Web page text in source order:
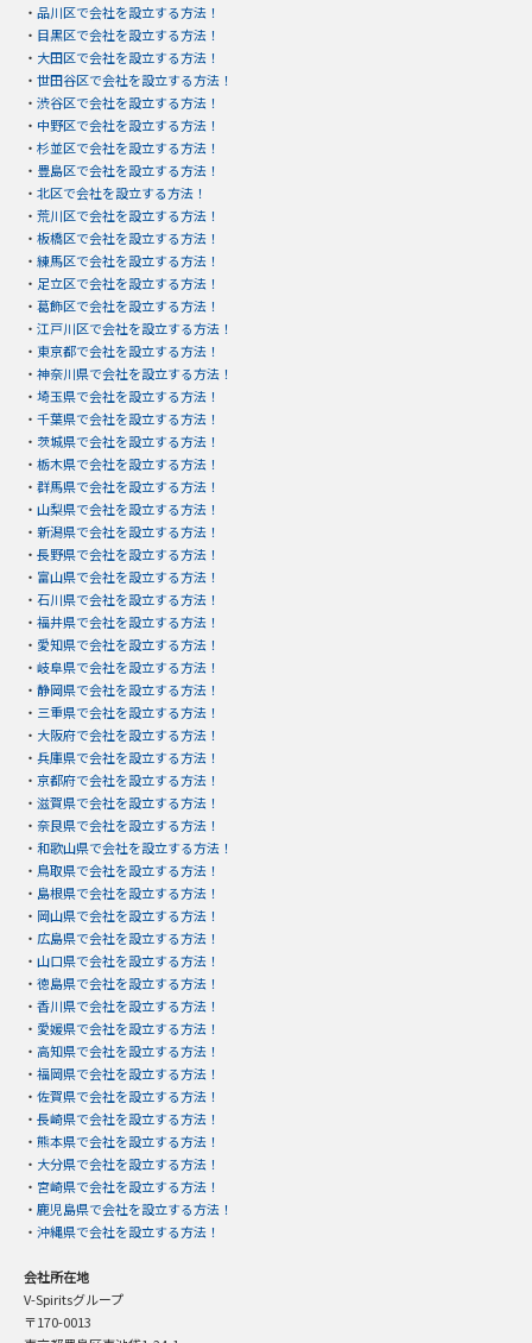
・ 品川区で会社を設立する方法！
・ 目黒区で会社を設立する方法！
・ 大田区で会社を設立する方法！
・ 世田谷区で会社を設立する方法！
・ 渋谷区で会社を設立する方法！
・ 中野区で会社を設立する方法！
・ 杉並区で会社を設立する方法！
・ 豊島区で会社を設立する方法！
・ 北区で会社を設立する方法！
・ 荒川区で会社を設立する方法！
・ 板橋区で会社を設立する方法！
・ 練馬区で会社を設立する方法！
・ 足立区で会社を設立する方法！
・ 葛飾区で会社を設立する方法！
・ 江戸川区で会社を設立する方法！
・ 東京都で会社を設立する方法！
・ 神奈川県で会社を設立する方法！
・ 埼玉県で会社を設立する方法！
・ 千葉県で会社を設立する方法！
・ 茨城県で会社を設立する方法！
・ 栃木県で会社を設立する方法！
・ 群馬県で会社を設立する方法！
・ 山梨県で会社を設立する方法！
・ 新潟県で会社を設立する方法！
・ 長野県で会社を設立する方法！
・ 富山県で会社を設立する方法！
・ 石川県で会社を設立する方法！
・ 福井県で会社を設立する方法！
・ 愛知県で会社を設立する方法！
・ 岐阜県で会社を設立する方法！
・ 静岡県で会社を設立する方法！
・ 三重県で会社を設立する方法！
・ 大阪府で会社を設立する方法！
・ 兵庫県で会社を設立する方法！
・ 京都府で会社を設立する方法！
・ 滋賀県で会社を設立する方法！
・ 奈良県で会社を設立する方法！
・ 和歌山県で会社を設立する方法！
・ 鳥取県で会社を設立する方法！
・ 島根県で会社を設立する方法！
・ 岡山県で会社を設立する方法！
・ 広島県で会社を設立する方法！
・ 山口県で会社を設立する方法！
・ 徳島県で会社を設立する方法！
・ 香川県で会社を設立する方法！
・ 愛媛県で会社を設立する方法！
・ 高知県で会社を設立する方法！
・ 福岡県で会社を設立する方法！
・ 佐賀県で会社を設立する方法！
・ 長崎県で会社を設立する方法！
・ 熊本県で会社を設立する方法！
・ 大分県で会社を設立する方法！
・ 宮崎県で会社を設立する方法！
・ 鹿児島県で会社を設立する方法！
・ 沖縄県で会社を設立する方法！
会社所在地
V-Spiritsグループ
〒170-0013